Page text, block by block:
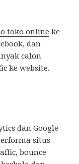
toko online ke
dan
calon
ke website.
dan Google
situs
bounce